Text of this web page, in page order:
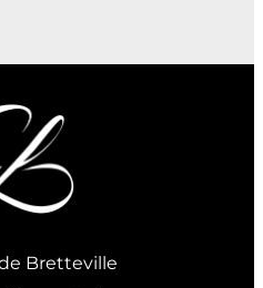
Bretteville